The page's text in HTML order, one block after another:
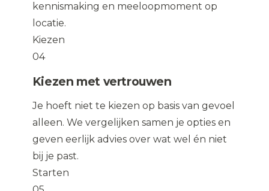
kennismaking en meeloopmoment op
locatie.
Kiezen
04
Kiezen met vertrouwen
Je hoeft niet te kiezen op basis van gevoel
alleen. We vergelijken samen je opties en
geven eerlijk advies over wat wel én niet
bij je past.
Starten